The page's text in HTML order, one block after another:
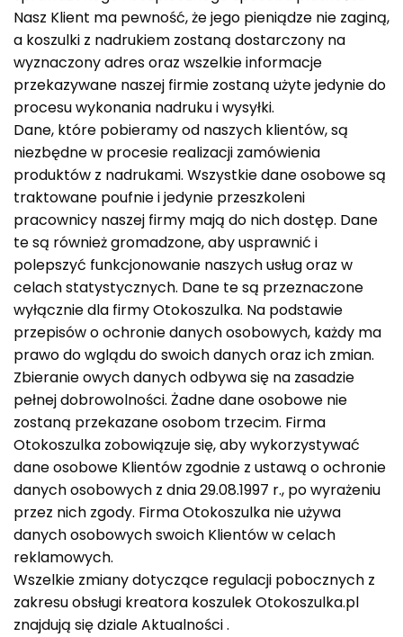
Nasz Klient ma pewność, że jego pieniądze nie zaginą,
a koszulki z nadrukiem zostaną dostarczony na
wyznaczony adres oraz wszelkie informacje
przekazywane naszej firmie zostaną użyte jedynie do
procesu wykonania nadruku i wysyłki.
Dane, które pobieramy od naszych klientów, są
niezbędne w procesie realizacji zamówienia
produktów z nadrukami. Wszystkie dane osobowe są
traktowane poufnie i jedynie przeszkoleni
pracownicy naszej firmy mają do nich dostęp. Dane
te są również gromadzone, aby usprawnić i
polepszyć funkcjonowanie naszych usług oraz w
celach statystycznych. Dane te są przeznaczone
wyłącznie dla firmy Otokoszulka. Na podstawie
przepisów o ochronie danych osobowych, każdy ma
prawo do wglądu do swoich danych oraz ich zmian.
Zbieranie owych danych odbywa się na zasadzie
pełnej dobrowolności. Żadne dane osobowe nie
zostaną przekazane osobom trzecim. Firma
Otokoszulka zobowiązuje się, aby wykorzystywać
dane osobowe Klientów zgodnie z ustawą o ochronie
danych osobowych z dnia 29.08.1997 r., po wyrażeniu
przez nich zgody. Firma Otokoszulka nie używa
danych osobowych swoich Klientów w celach
reklamowych.
Wszelkie zmiany dotyczące regulacji pobocznych z
zakresu obsługi kreatora koszulek Otokoszulka.pl
znajdują się dziale Aktualności .